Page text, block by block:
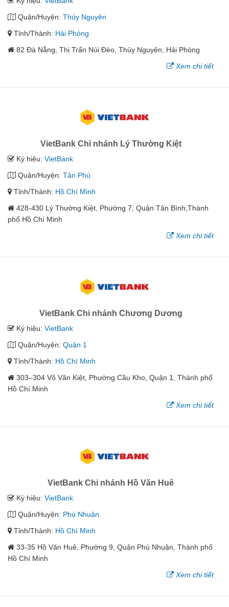
Quận/Huyện: Thủy Nguyên
Tỉnh/Thành: Hải Phòng
82 Đà Nẵng, Thị Trấn Núi Đèo, Thủy Nguyên, Hải Phòng
Xem chi tiết
VietBank Chi nhánh Lý Thường Kiệt
Ký hiệu: VietBank
Quận/Huyện: Tân Phú
Tỉnh/Thành: Hồ Chí Minh
428-430 Lý Thường Kiệt, Phường 7, Quận Tân Bình,Thành
phố Hồ Chí Minh
Xem chi tiết
VietBank Chi nhánh Chương Dương
Ký hiệu: VietBank
Quận/Huyện: Quận 1
Tỉnh/Thành: Hồ Chí Minh
303–304 Võ Văn Kiệt, Phường Cầu Kho, Quận 1, Thành phố
Hồ Chí Minh
Xem chi tiết
VietBank Chi nhánh Hồ Văn Huê
Ký hiệu: VietBank
Quận/Huyện: Phú Nhuận
Tỉnh/Thành: Hồ Chí Minh
33-35 Hồ Văn Huê, Phường 9, Quận Phú Nhuận, Thành phố
Hồ Chí Minh
Xem chi tiết